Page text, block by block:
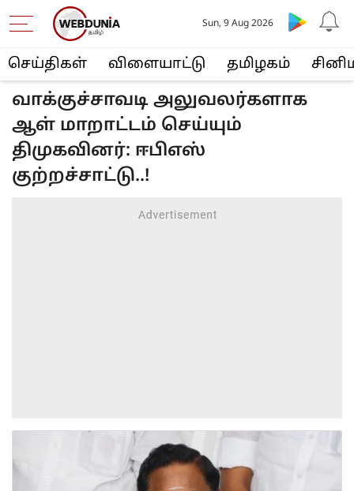
செய்திகள் விளையா‌ட்டு த‌மிழக‌ம்
Sun, 9 Aug 2026
வாக்குச்சாவடி அலுவலர்களாக
ஆள் மாறாட்டம் செய்யும்
திமுகவினர்: ஈபிஎஸ்
குற்றச்சாட்டு..!